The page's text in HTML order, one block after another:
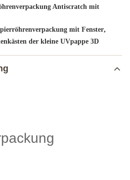
Antiscratch mit
mit Fenster,
der kleine UVpappe 3D